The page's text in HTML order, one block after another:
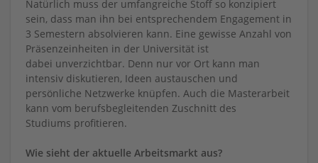
Natürlich muss der umfangreiche Stoff so konzipiert
sein, dass man ihn bei entsprechendem Engagement in
3 Semestern absolvieren kann. Eine gewisse Anzahl von
Präsenzeinheiten in der Universität ist
dabei unverzichtbar. Denn nur vor Ort kann man
intensiv diskutieren, Ideen austauschen und
persönliche Netzwerke knüpfen. Auch die Masterarbeit
kann vom berufsbegleitenden Zuschnitt des
Studiums profitieren.
Wie sieht der aktuelle Arbeitsmarkt aus?